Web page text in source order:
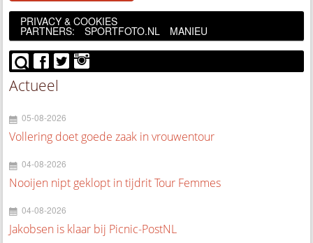
PRIVACY & COOKIES
PARTNERS: SPORTFOTO.NL MANIEU
Actueel
05-08-2026
Vollering doet goede zaak in vrouwentour
04-08-2026
Nooijen nipt geklopt in tijdrit Tour Femmes
04-08-2026
Jakobsen is klaar bij Picnic-PostNL